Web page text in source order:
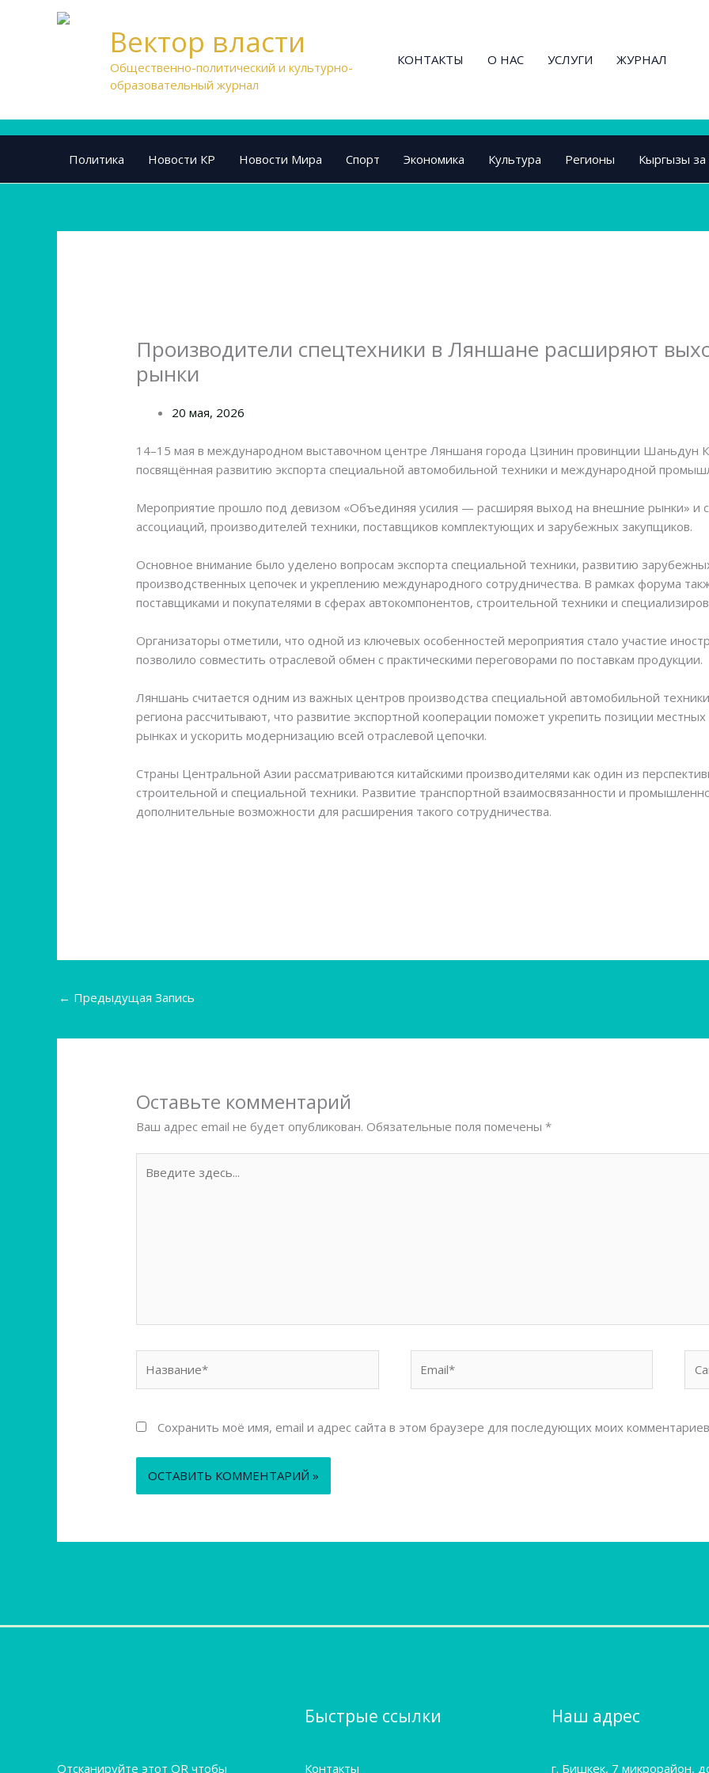
Вектор власти
Общественно-политический и культурно-
образовательный журнал
КОНТАКТЫ О НАС УСЛУГИ ЖУРНАЛ
Политика Новости КР Новости Мира Спорт Экономика Культура Регионы Кыргызы
Производители спецтехники в Ляншане расширяют
рынки
20 мая, 2026
14–15 мая в международном выставочном центре Ляншаня города Цзинин провинции Шаньдун
посвящённая развитию экспорта специальной автомобильной техники и международной
Мероприятие прошло под девизом «Объединяя усилия — расширяя выход на внешние рынки» и
ассоциаций, производителей техники, поставщиков комплектующих и зарубежных закупщиков.
Основное внимание было уделено вопросам экспорта специальной техники, развитию
производственных цепочек и укреплению международного сотрудничества. В рамках форума
поставщиками и покупателями в сферах автокомпонентов, строительной техники и
Организаторы отметили, что одной из ключевых особенностей мероприятия стало участие
позволило совместить отраслевой обмен с практическими переговорами по поставкам продукции.
Ляншань считается одним из важных центров производства специальной автомобильной
региона рассчитывают, что развитие экспортной кооперации поможет укрепить позиции
рынках и ускорить модернизацию всей отраслевой цепочки.
Страны Центральной Азии рассматриваются китайскими производителями как один из
строительной и специальной техники. Развитие транспортной взаимосвязанности и
дополнительные возможности для расширения такого сотрудничества.
← Предыдущая Запись
Оставьте комментарий
Ваш адрес email не будет опубликован. Обязательные поля помечены*
здесь...
Сохранить моё имя, email и адрес сайта в этом браузере для последующих моих
Отсканируйте этот QR чтобы
Быстрые ссылки
Контакты
Наш адрес
г. Бишкек, 7 микрорайон,